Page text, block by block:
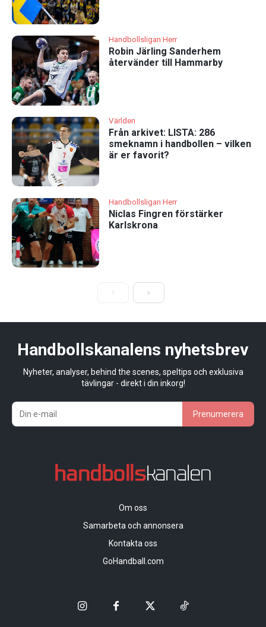
Handbollsligan Herr
Robin Järling Sanderhem
återvänder till Hammarby
Världen
Från arkivet: LISTA: 286
smeknamn i handbollen – vilken
är er favorit?
Handbollsligan Herr
Niclas Fingren förstärker
Karlskrona
Handbollskanalens nyhetsbrev
Nyheter, analyser, behind the scenes, speltips och exklusiva
tävlingar - direkt i din inkorg!
Prenumerera
Om oss
Samarbeta och annonsera
Kontakta oss
GoHandball.com